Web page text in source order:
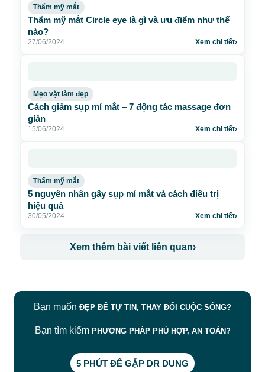
Thẩm mỹ mắt
Thẩm mỹ mắt Circle eye là gì và ưu điểm như thế
nào?
27/06/2024 Xem chi tiết›
Mẹo vặt làm đẹp
Cách giảm sụp mí mắt – 7 động tác massage đơn
giản
15/06/2024 Xem chi tiết›
Thẩm mỹ mắt
5 nguyên nhân gây sụp mí mắt và cách điều trị
hiệu quả
30/05/2024 Xem chi tiết›
Xem thêm bài viết liên quan›
Bạn muốn ĐẸP ĐỂ TỰ TIN, THAY ĐỔI CUỘC SỐNG?
Bạn tìm kiếm PHƯƠNG PHÁP PHÙ HỢP, AN TOÀN?
5 PHÚT ĐỂ GẶP DR DUNG